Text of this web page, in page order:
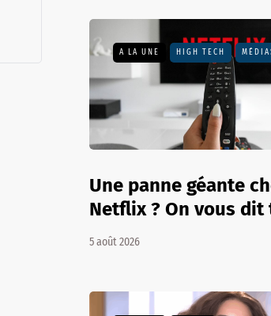
A LA UNE HIGH TECH
Une panne géante
Netflix ? On vous
5 août 2026